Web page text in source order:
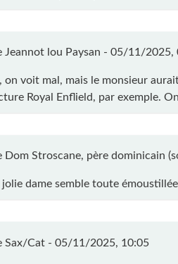
Jeannot lou Paysan - 05/11/2025,
on voit mal, mais le monsieur
Royal Enflield, par exemple.
Dom Stroscane, père dominicain
jolie dame semble toute
Sax/Cat - 05/11/2025, 10:05